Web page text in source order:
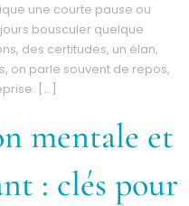
une courte pause ou
bousculer quelque
des certitudes, un élan,
on parle souvent de repos,
[…]
mentale et
: clés pour